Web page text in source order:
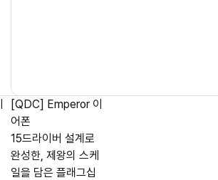
[QDC] Emperor 이
어폰
15드라이버 설계로
완성한, 제왕의 스케
일을 담은 플래그십